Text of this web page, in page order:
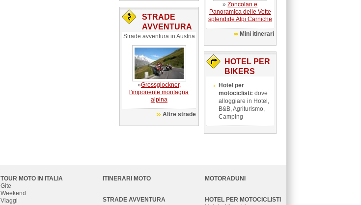
STRADE
AVVENTURA
Strade avventura in Austria
»Grossglockner,
l'imponente montagna
alpina
Altre strade
»Zoncolan e
Panoramica delle Vette
splendide Alpi Carniche
Mini itinerari
HOTEL PER
BIKERS
Hotel per
motociclisti: dove
alloggiare in Hotel,
B&B, Agriturismo,
Camping
TOUR MOTO IN ITALIA
Gite
Weekend
Viaggi
ITINERARI MOTO
STRADE AVVENTURA
MOTORADUNI
HOTEL PER MOTOCICLISTI